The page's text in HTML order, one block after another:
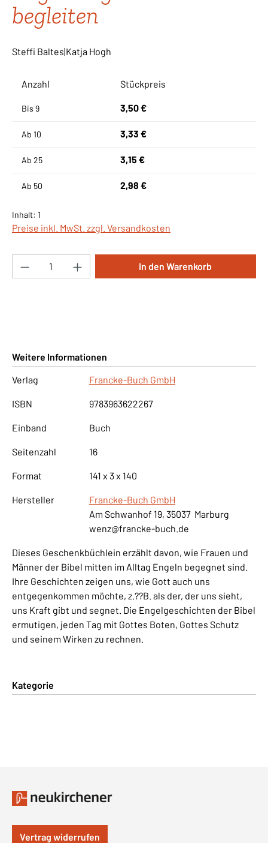
begleiten
Steffi Baltes|Katja Hogh
Anzahl Stückpreis
Bis 9 3,50 €
Ab 10 3,33 €
Ab 25 3,15 €
Ab 50 2,98 €
Inhalt: 1
Preise inkl. MwSt. zzgl. Versandkosten
Produkt Anzahl: Gib den gewünschten
In den Warenkorb
Weitere Informationen
Verlag
Francke-Buch GmbH
ISBN 9783963622267
Einband Buch
Seitenzahl 16
Format 141 x 3 x 140
Hersteller
Francke-Buch GmbH
Am Schwanhof 19, 35037 Marburg
wenz@francke-buch.de
Dieses Geschenkbüchlein erzählt davon, wie Frauen und
Männer der Bibel mitten im Alltag Engeln begegnet sind.
Ihre Geschichten zeigen uns, wie Gott auch uns
entgegenkommen möchte, z.??B. als der, der uns sieht,
uns Kraft gibt und segnet. Die Engelgeschichten der Bibel
ermutigen, jeden Tag mit Gottes Boten, Gottes Schutz
und seinem Wirken zu rechnen.
Kategorie
Vertrag widerrufen